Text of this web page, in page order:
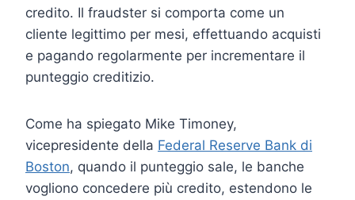
credito. Il fraudster si comporta come un
cliente legittimo per mesi, effettuando acquisti
e pagando regolarmente per incrementare il
punteggio creditizio.
Come ha spiegato Mike Timoney,
vicepresidente della Federal Reserve Bank di
Boston, quando il punteggio sale, le banche
vogliono concedere più credito, estendono le